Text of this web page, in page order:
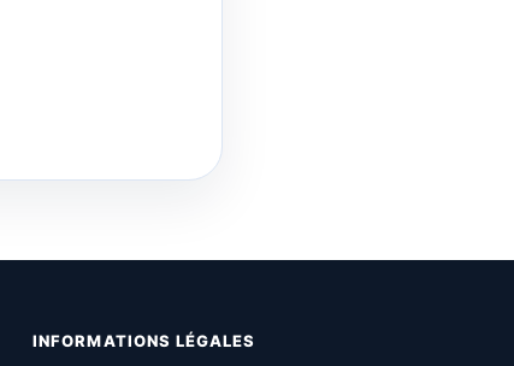
INFORMATIONS LÉGALES